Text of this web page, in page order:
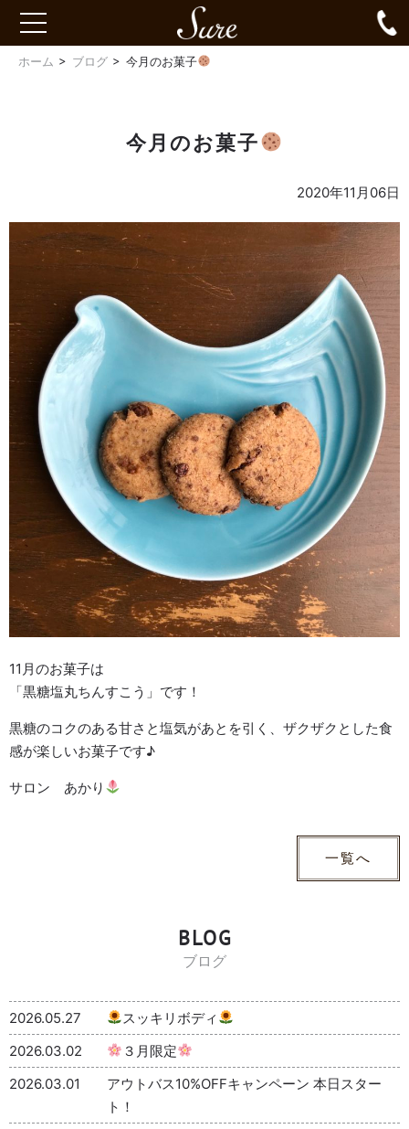
toggle
ホーム ブログ 今月のお菓子
今月のお菓子
2020年11月06日
11月のお菓子は
「黒糖塩丸ちんすこう」です！
黒糖のコクのある甘さと塩気があとを引く、ザクザクとした食
感が楽しいお菓子です♪
サロン あかり
一覧へ
BLOG
ブログ
2026.05.27
スッキリボディ
2026.03.02
３月限定
2026.03.01
アウトバス10%OFFキャンペーン 本日スター
ト！